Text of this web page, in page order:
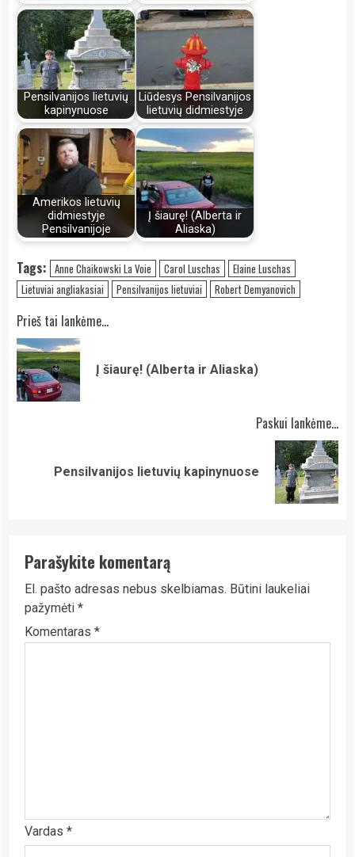
Pensilvanijos lietuvių
kapinynuose
Liūdesys Pensilvanijos
lietuvių didmiestyje
Amerikos lietuvių
didmiestyje
Pensilvanijoje
Į šiaurę! (Alberta ir
Aliaska)
Tags: Anne Chaikowski La Voie Carol Luschas
Elaine Luschas
Lietuviai angliakasiai
Pensilvanijos lietuviai Robert Demyanovich
Continue
Reading
Prieš tai lankėme...
Į šiaurę! (Alberta ir Aliaska)
Paskui lankėme...
Pensilvanijos lietuvių kapinynuose
Parašykite komentarą
El. pašto adresas nebus skelbiamas. Būtini laukeliai
pažymėti *
Komentaras *
Vardas *